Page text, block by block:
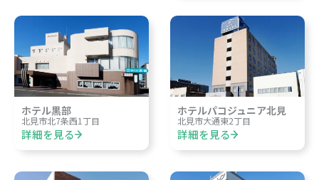
ホテル黒部
北見市北7条西1丁目
詳細を見る
ホテルパコジュニア北見
北見市大通東2丁目
詳細を見る